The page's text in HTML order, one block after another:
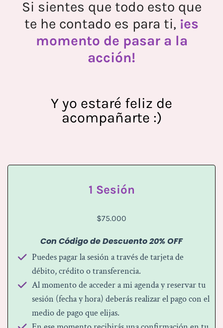
Si sientes que todo esto que
te he contado es para ti, ¡es
momento de pasar a la
acción!
Y yo estaré feliz de
acompañarte :)
1 Sesión
$75.000
Con Código de Descuento 20% OFF
Puedes pagar la sesión a través de tarjeta de
débito, crédito o transferencia.
Al momento de acceder a mi agenda y reservar tu
sesión (fecha y hora) deberás realizar el pago con el
medio de pago que elijas.